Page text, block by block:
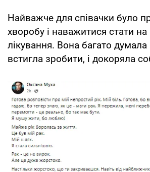
Найважче для співачки було
хворобу і наважитися стати
лікування. Вона багато думала
встигла зробити, і докоряла